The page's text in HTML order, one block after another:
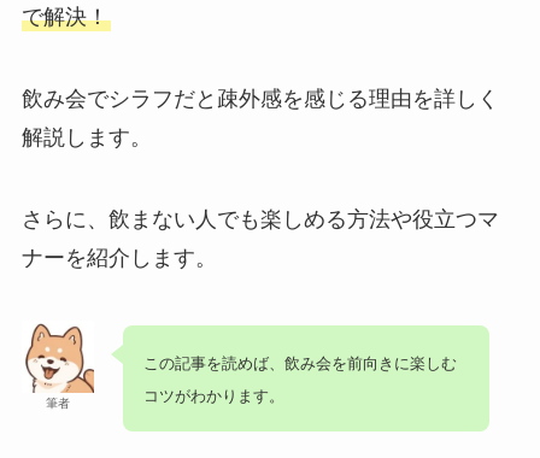
で解決！
飲み会でシラフだと疎外感を感じる理由を詳しく
解説します。
さらに、飲まない人でも楽しめる方法や役立つマ
ナーを紹介します。
筆者
この記事を読めば、飲み会を前向きに楽しむ
コツがわかります。